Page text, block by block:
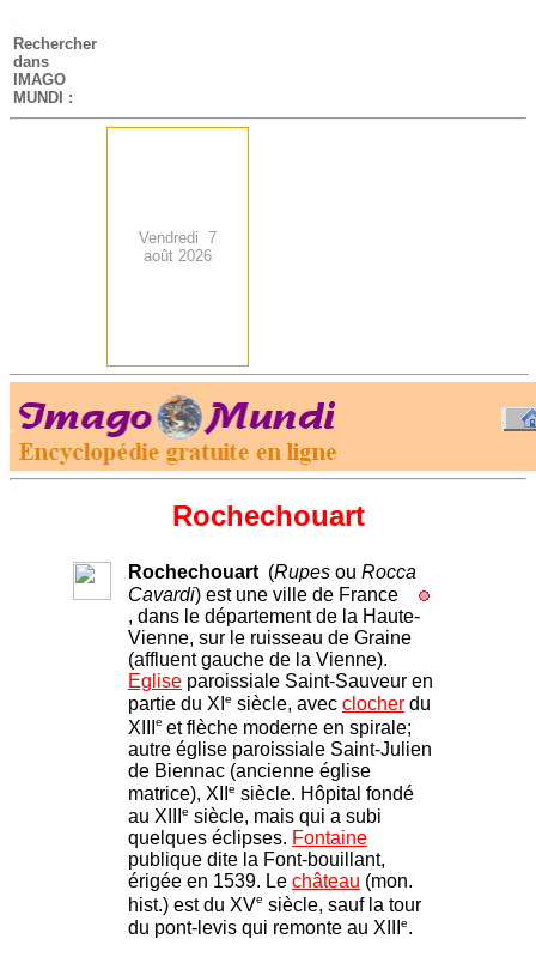
-
Rechercher
dans
IMAGO
MUNDI :
Vendredi 7
août 2026
.
Rochechouart
Rochechouart (Rupes ou Rocca
Cavardi) est une ville de France
, dans le département de la Haute-
Vienne, sur le ruisseau de Graine
(affluent gauche de la Vienne).
Eglise paroissiale Saint-Sauveur en
partie du XI e siècle, avec clocher du
XIII
e et flèche moderne en spirale;
autre église paroissiale Saint-Julien
de Biennac (ancienne église
matrice), XII
e siècle. Hôpital fondé
au XIII
e siècle, mais qui a subi
quelques éclipses. Fontaine
publique dite la Font-bouillant,
érigée en 1539. Le château (mon.
hist.) est du XVe siècle, sauf la tour
du pont-levis qui remonte au XIII
e.